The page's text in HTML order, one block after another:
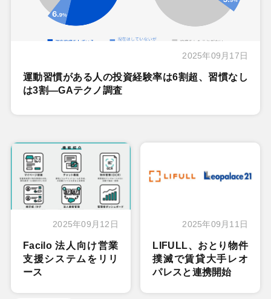
2025年09月17日
運動習慣がある人の投資経験率は6割超、習慣なし
は3割―GAテクノ調査
2025年09月12日
Facilo 法人向け営業
支援システムをリリ
ース
2025年09月11日
LIFULL、おとり物件
撲滅で賃貸大手レオ
パレスと連携開始